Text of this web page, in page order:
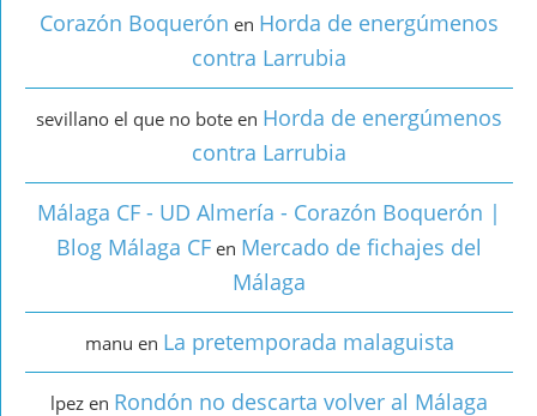
Corazón Boquerón en Horda de energúmenos
contra Larrubia
sevillano el que no bote en Horda de energúmenos
contra Larrubia
Málaga CF - UD Almería - Corazón Boquerón |
Blog Málaga CF en Mercado de fichajes del
Málaga
manu en La pretemporada malaguista
lpez en Rondón no descarta volver al Málaga